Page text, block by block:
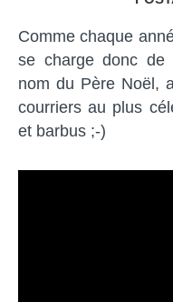
Comme chaque
se charge donc de
nom du Père Noël,
courriers au plus
et barbus ;-)